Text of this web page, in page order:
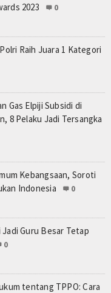
2023
0
Raih Juara 1 Kategori
Gas Elpiji Subsidi di
8 Pelaku Jadi Tersangka
Kebangsaan, Soroti
Indonesia
0
Guru Besar Tetap
0
tentang TPPO: Cara